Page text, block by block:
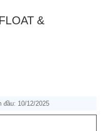
&
đầu: 10/12/2025